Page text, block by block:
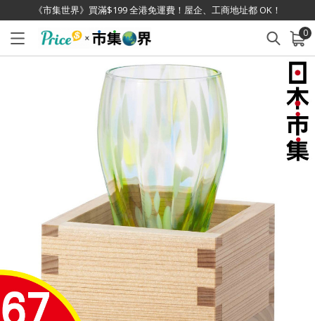
《市集世界》買滿$199 全港免運費！屋企、工商地址都 OK！
0
已加入購物車 查看